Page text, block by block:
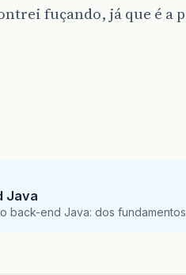
fuçando, já que é a
Java
back-end Java: dos